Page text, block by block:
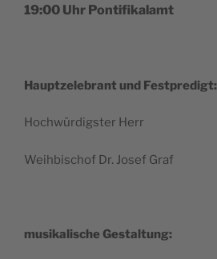
19:00 Uhr Pontifikalamt
Hauptze­le­brant und Festpredigt:
Hoch­wür­digs­ter Herr
Weih­bis­chof Dr. Josef Graf
musi­ka­lis­che Gestaltung: